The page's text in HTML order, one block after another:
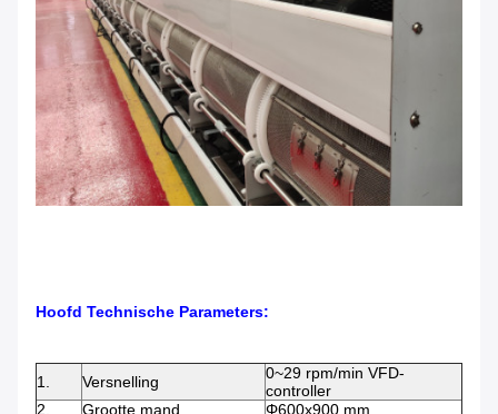
Hoofd Technische Parameters:
1. Versnelling
0~29 rpm/min VFD-
controller
2.
Grootte mand
Φ600x900 mm